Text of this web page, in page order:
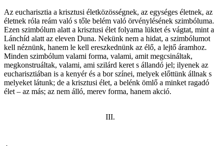
Az eucharisztia a krisztusi életközösségnek, az egységes életnek, az
életnek róla reám való s tőle belém való örvénylésének szimbóluma.
Ezen szimbólum alatt a krisztusi élet folyama lüktet és vágtat, mint a
Lánchíd alatt az eleven Duna. Nekünk nem a hidat, a szimbólumot
kell néznünk, hanem le kell ereszkednünk az élő, a lejtő áramhoz.
Minden szimbólum valami forma, valami, amit megcsináltak,
megkonstruáltak, valami, ami szilárd keret s állandó jel; ilyenek az
eucharisztiában is a kenyér és a bor színei, melyek előttünk állnak s
melyeket látunk; de a krisztusi élet, a belénk ömlő a minket ragadó
élet – az más; az nem álló, merev forma, hanem akció.
III.